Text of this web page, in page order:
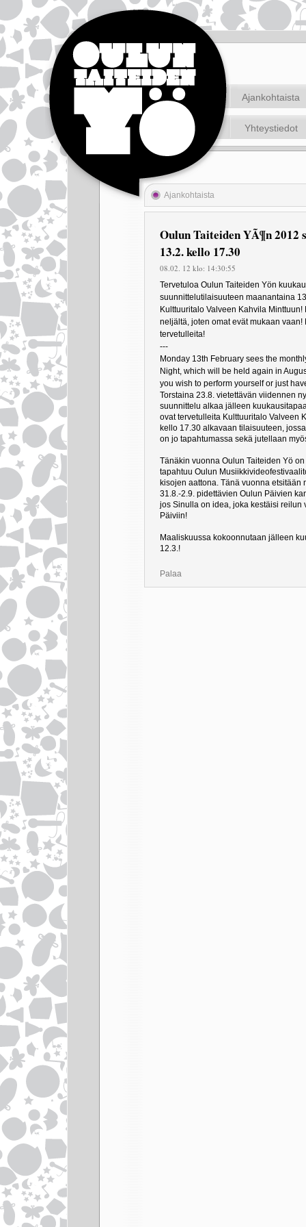
Ajankohtaista
Yhteystiedot
Ajankohtaista
Oulun Taiteiden YÃ¶n 2012
13.2. kello 17.30
08.02. 12 klo: 14:30:55
Tervetuloa Oulun Taiteiden Yön
suunnittelutilaisuuteen maanantaina
Kulttuuritalo Valveen Kahvila
neljältä, joten omat evät mukaan
tervetulleita!
---
Monday 13th February sees the
Night, which will be held again in
you wish to perform yourself or just
Torstaina 23.8. vietettävän viidennen
suunnittelu alkaa jälleen
ovat tervetulleita Kulttuuritalo Valveen
kello 17.30 alkavaan tilaisuuteen,
on jo tapahtumassa sekä jutellaan
Tänäkin vuonna Oulun Taiteiden Yö
tapahtuu Oulun
kisojen aattona. Tänä vuonna etsitään
31.8.-2.9. pidettävien Oulun Päivien
jos Sinulla on idea, joka kestäisi reilun
Päiviin!
Maaliskuussa kokoonnutaan jälleen
12.3.!
Palaa